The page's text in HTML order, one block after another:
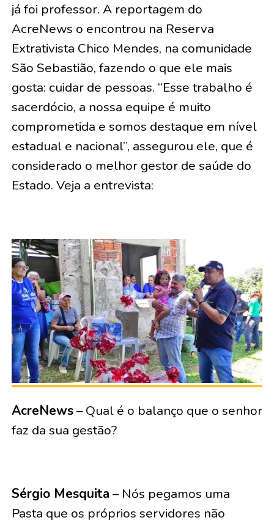
já foi professor. A reportagem do
AcreNews o encontrou na Reserva
Extrativista Chico Mendes, na comunidade
São Sebastião, fazendo o que ele mais
gosta: cuidar de pessoas. “Esse trabalho é
sacerdócio, a nossa equipe é muito
comprometida e somos destaque em nível
estadual e nacional”, assegurou ele, que é
considerado o melhor gestor de saúde do
Estado. Veja a entrevista:
AcreNews– Qual é o balanço que o senhor
faz da sua gestão?
Sérgio Mesquita – Nós pegamos uma
Pasta que os próprios servidores não